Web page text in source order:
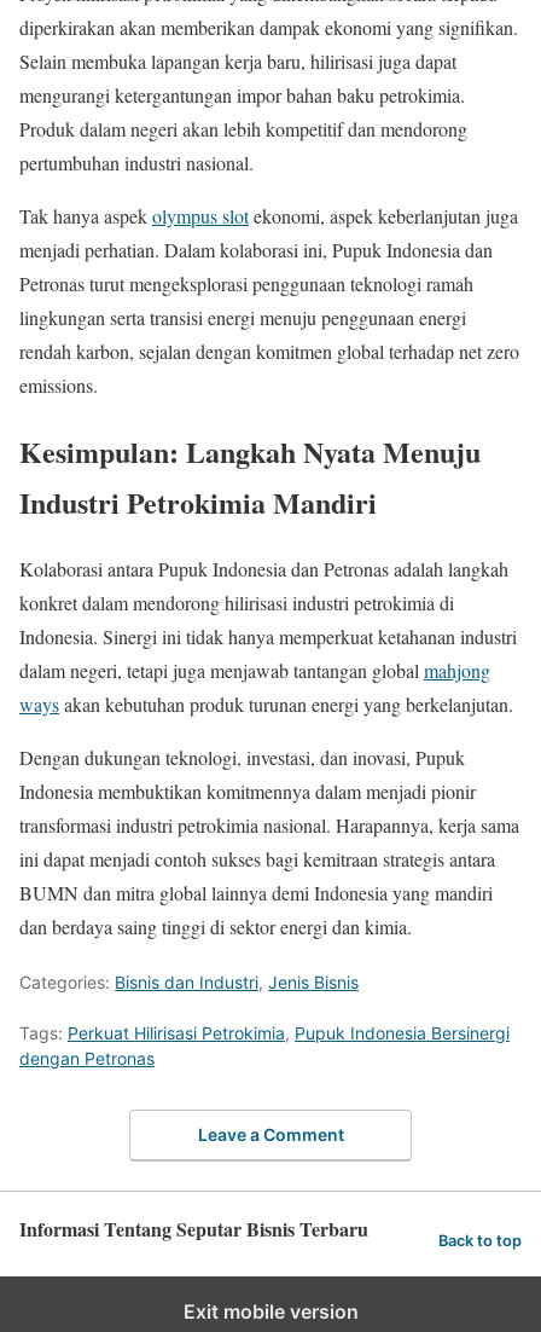
diperkirakan akan memberikan dampak ekonomi yang signifikan.
Selain membuka lapangan kerja baru, hilirisasi juga dapat
mengurangi ketergantungan impor bahan baku petrokimia.
Produk dalam negeri akan lebih kompetitif dan mendorong
pertumbuhan industri nasional.
Tak hanya aspekolympus slotekonomi, aspek keberlanjutan juga
menjadi perhatian. Dalam kolaborasi ini, Pupuk Indonesia dan
Petronas turut mengeksplorasi penggunaan teknologi ramah
lingkungan serta transisi energi menuju penggunaan energi
rendah karbon, sejalan dengan komitmen global terhadap net zero
emissions.
Kesimpulan: Langkah Nyata Menuju
Industri Petrokimia Mandiri
Kolaborasi antara Pupuk Indonesia dan Petronas adalah langkah
konkret dalam mendorong hilirisasi industri petrokimia di
Indonesia. Sinergi ini tidak hanya memperkuat ketahanan industri
dalam negeri, tetapi juga menjawab tantangan globalmahjong
waysakan kebutuhan produk turunan energi yang berkelanjutan.
Dengan dukungan teknologi, investasi, dan inovasi, Pupuk
Indonesia membuktikan komitmennya dalam menjadi pionir
transformasi industri petrokimia nasional. Harapannya, kerja sama
ini dapat menjadi contoh sukses bagi kemitraan strategis antara
BUMN dan mitra global lainnya demi Indonesia yang mandiri
dan berdaya saing tinggi di sektor energi dan kimia.
Categories: Bisnis dan Industri, Jenis Bisnis
Tags: Perkuat Hilirisasi Petrokimia, Pupuk Indonesia Bersinergi
dengan Petronas
Leave a Comment
Informasi Tentang Seputar Bisnis Terbaru Back to top
Exit mobile version